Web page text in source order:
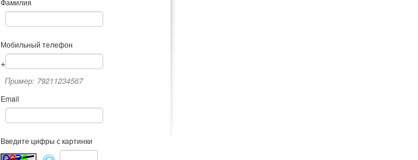
Фамилия
Мобильный телефон
+
Пример: 79211234567
Email
Введите цифры с картинки